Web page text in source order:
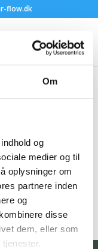
Om
og
medier og til
oplysninger om
partnere inden
og
disse
dem, eller som
flow.dk